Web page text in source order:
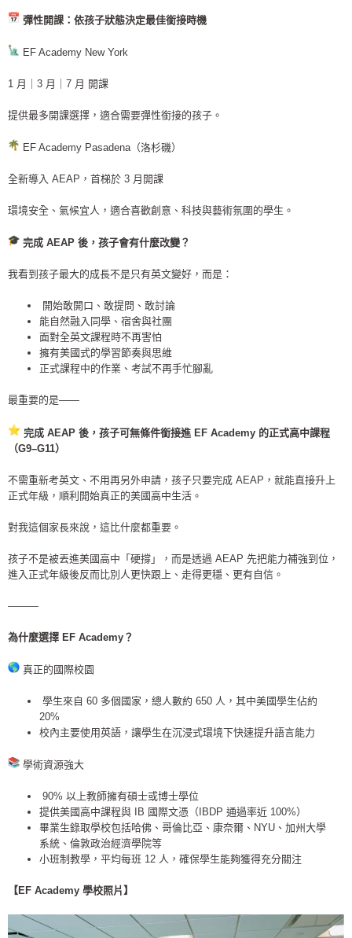
彈性開課：依孩子狀態決定最佳銜接時機
EF Academy New York
1 月｜3 月｜7 月 開課
提供最多開課選擇，適合需要彈性銜接的孩子。
EF Academy Pasadena（洛杉磯）
全新導入 AEAP，首梯於 3 月開課
環境安全、氣候宜人，適合喜歡創意、科技與藝術氛圍的學生。
完成 AEAP 後，孩子會有什麼改變？
我看到孩子最大的成長不是只有英文變好，而是：
開始敢開口、敢提問、敢討論
能自然融入同學、宿舍與社團
面對全英文課程時不再害怕
擁有美國式的學習節奏與思維
正式課程中的作業、考試不再手忙腳亂
最重要的是——
完成 AEAP 後，孩子可無條件銜接進 EF Academy 的正式高中課程
（G9–G11）
不需重新考英文、不用再另外申請，孩子只要完成 AEAP，就能直接升上
正式年級，順利開始真正的美國高中生活。
對我這個家長來說，這比什麼都重要。
孩子不是被丟進美國高中「硬撐」，而是透過 AEAP 先把能力補強到位，
進入正式年級後反而比別人更快跟上、走得更穩、更有自信。
———
為什麼選擇 EF Academy？
真正的國際校園
學生來自 60 多個國家，總人數約 650 人，其中美國學生佔約
20%
校內主要使用英語，讓學生在沉浸式環境下快速提升語言能力
學術資源強大
90% 以上教師擁有碩士或博士學位
提供美國高中課程與 IB 國際文憑（IBDP 通過率近 100%）
畢業生錄取學校包括哈佛、哥倫比亞、康奈爾、NYU、 加州大學
系統、倫敦政治經濟學院等
小班制教學，平均每班 12 人，確保學生能夠獲得充分關注
【EF Academy 學校照片】